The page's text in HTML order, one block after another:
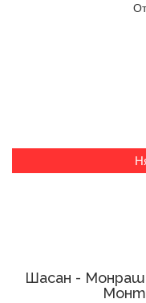
Шасан -